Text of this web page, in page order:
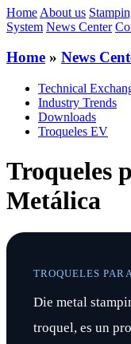
Home About us
System News Center
Home » News
Technical
Industry Trends
Downloads
Troqueles EV
Troqueles
Metálica
TROQUELES
Die metal
troquel, es un